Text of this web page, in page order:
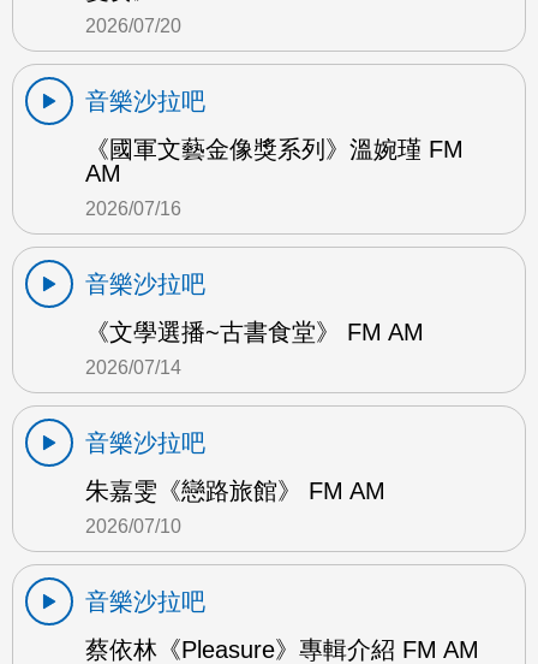
2026/07/20
音樂沙拉吧
《國軍文藝金像獎系列》溫婉瑾 FM
AM
2026/07/16
音樂沙拉吧
《文學選播~古書食堂》 FM AM
2026/07/14
音樂沙拉吧
朱嘉雯《戀路旅館》 FM AM
2026/07/10
音樂沙拉吧
蔡依林《Pleasure》專輯介紹 FM AM